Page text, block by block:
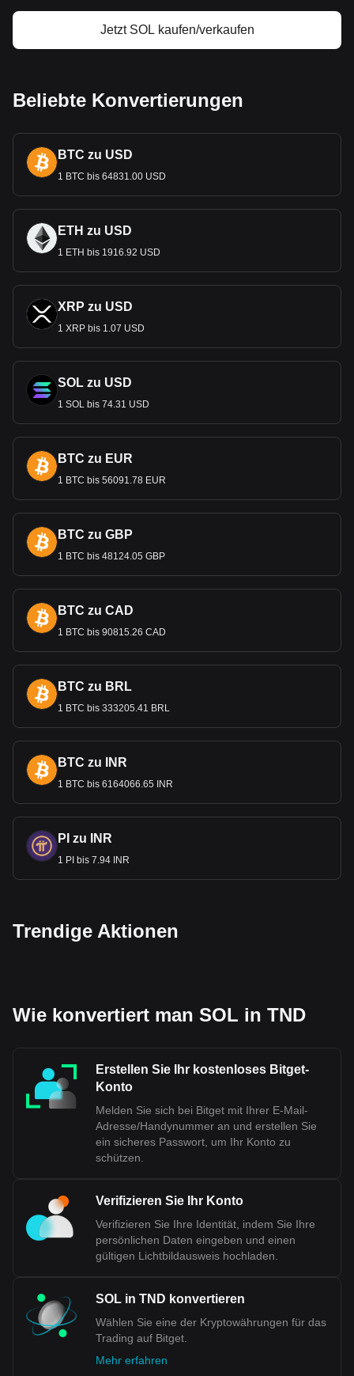
Jetzt SOL kaufen/verkaufen
Beliebte Konvertierungen
BTC zu USD
1 BTC bis 64831.00 USD
ETH zu USD
1 ETH bis 1916.92 USD
XRP zu USD
1 XRP bis 1.07 USD
SOL zu USD
1 SOL bis 74.31 USD
BTC zu EUR
1 BTC bis 56091.78 EUR
BTC zu GBP
1 BTC bis 48124.05 GBP
BTC zu CAD
1 BTC bis 90815.26 CAD
BTC zu BRL
1 BTC bis 333205.41 BRL
BTC zu INR
1 BTC bis 6164066.65 INR
PI zu INR
1 PI bis 7.94 INR
Trendige Aktionen
Wie konvertiert man SOL in TND
Erstellen Sie Ihr kostenloses Bitget-
Konto
Melden Sie sich bei Bitget mit Ihrer E-Mail-
Adresse/Handynummer an und erstellen Sie
ein sicheres Passwort, um Ihr Konto zu
schützen.
Verifizieren Sie Ihr Konto
Verifizieren Sie Ihre Identität, indem Sie Ihre
persönlichen Daten eingeben und einen
gültigen Lichtbildausweis hochladen.
SOL in TND konvertieren
Wählen Sie eine der Kryptowährungen für das
Trading auf Bitget.
Mehr erfahren